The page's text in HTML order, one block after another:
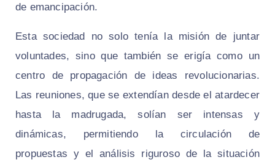
de emancipación.
Esta sociedad no solo tenía la misión de juntar
voluntades, sino que también se erigía como un
centro de propagación de ideas revolucionarias.
Las reuniones, que se extendían desde el atardecer
hasta la madrugada, solían ser intensas y
dinámicas, permitiendo la circulación de
propuestas y el análisis riguroso de la situación